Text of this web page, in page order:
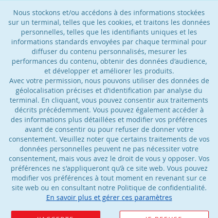
Nous stockons et/ou accédons à des informations stockées
sur un terminal, telles que les cookies, et traitons les données
personnelles, telles que les identifiants uniques et les
informations standards envoyées par chaque terminal pour
diffuser du contenu personnalisés, mesurer les
performances du contenu, obtenir des données d'audience,
et développer et améliorer les produits.
Avec votre permission, nous pouvons utiliser des données de
géolocalisation précises et d’identification par analyse du
terminal. En cliquant, vous pouvez consentir aux traitements
décrits précédemment. Vous pouvez également accéder à
des informations plus détaillées et modifier vos préférences
avant de consentir ou pour refuser de donner votre
consentement. Veuillez noter que certains traitements de vos
données personnelles peuvent ne pas nécessiter votre
consentement, mais vous avez le droit de vous y opposer. Vos
préférences ne s'appliqueront qu’à ce site web. Vous pouvez
modifier vos préférences à tout moment en revenant sur ce
site web ou en consultant notre Politique de confidentialité.
En savoir plus et gérer ces paramètres